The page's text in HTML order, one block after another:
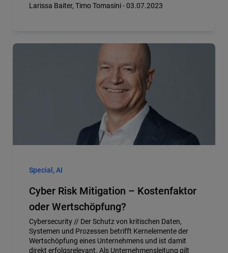
Larissa Baiter, Timo Tomasini - 03.07.2023
Special, AI
Cyber Risk Mitigation – Kostenfaktor
oder Wertschöpfung?
Cybersecurity // Der Schutz von kritischen Daten,
Systemen und Prozessen betrifft Kernele­­mente der
Wertschöpfung eines Unternehmens und ist damit
direkt erfolgsrelevant. Als Unternehmensleitung gilt